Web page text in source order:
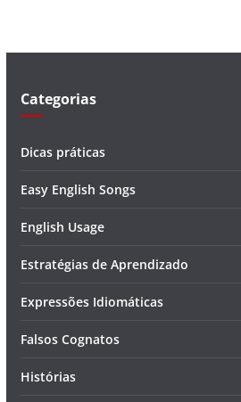
Categorias
Dicas práticas
Easy English Songs
English Usage
Estratégias de Aprendizado
Expressões Idiomáticas
Falsos Cognatos
Histórias